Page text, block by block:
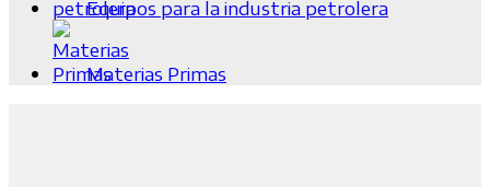
Equipos para la industria petrolera
Materias Primas